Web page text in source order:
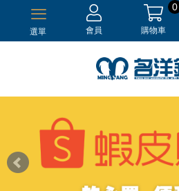
選單 會員 購物車
0